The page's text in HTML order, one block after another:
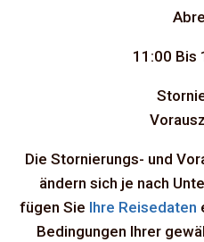
11:00 Bis
Die Stornierungs- und
ändern sich je nach
fügen Sie Ihre Reisedaten
Bedingungen Ihrer